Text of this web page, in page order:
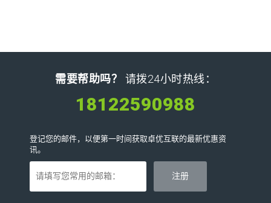
需要帮助吗？ 请拨24小时热线：
18122590988
登记您的邮件，以便第一时间获取卓优互联的最新优惠资
讯。